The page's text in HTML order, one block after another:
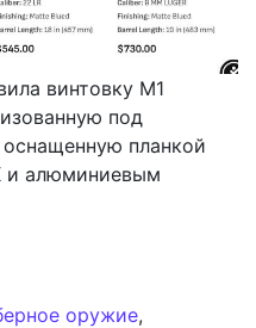
винтовку M1
под
оснащенную планкой
и алюминиевым
оружие,